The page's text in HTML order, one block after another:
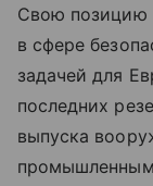
Свою позицию
в сфере
задачей для
последних
выпуска